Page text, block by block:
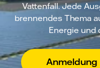
Vattenfall. Jede
brennendes Thema
Energie und